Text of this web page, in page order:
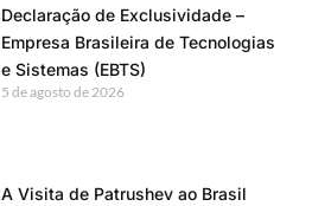
Declaração de Exclusividade –
Empresa Brasileira de Tecnologias
e Sistemas (EBTS)
5 de agosto de 2026
A Visita de Patrushev ao Brasil